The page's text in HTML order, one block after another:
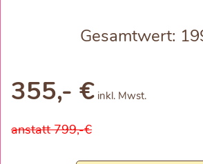
Gesamtwert:
355,- € inkl. Mwst.
anstatt 799,-€